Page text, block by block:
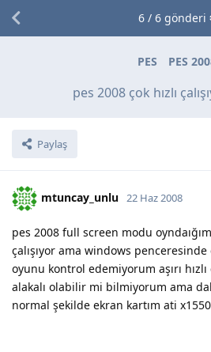
PES PES
pes 2008 çok hızlı
Paylaş
6/ 6gönderi
mtuncay_unlu 22 Haz 2008
pes 2008 full screen modu
çalışıyor ama windows
oyunu kontrol edemiyorum aşırı hızlı
alakalı olabilir mi bilmiyorum ama
normal şekilde ekran kartım ati